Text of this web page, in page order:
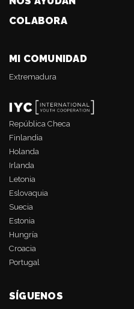
COLABORA
MI COMUNIDAD
Extremadura
República Checa
Finlandia
Holanda
Irlanda
Letonia
Eslovaquia
Suecia
Estonia
Hungría
Croacia
Portugal
SÍGUENOS